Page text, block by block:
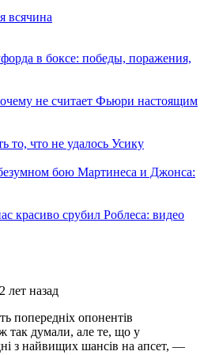
всячина
в боксе: победы, поражения,
не считает Фьюри настоящим
то, что не удалось Усику
бою Мартинеса и Джонса:
красиво срубил Роблеса: видео